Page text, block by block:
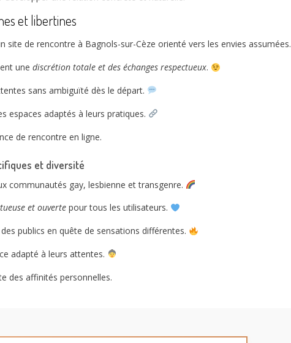
et libertines
site de rencontre à Bagnols-sur-Cèze orienté vers les envies assumées.
une discrétion totale et des échanges respectueux.
sans ambiguïté dès le départ.
espaces adaptés à leurs pratiques.
de rencontre en ligne.
et diversité
communautés gay, lesbienne et transgenre.
et ouverte pour tous les utilisateurs.
publics en quête de sensations différentes.
adapté à leurs attentes.
des affinités personnelles.